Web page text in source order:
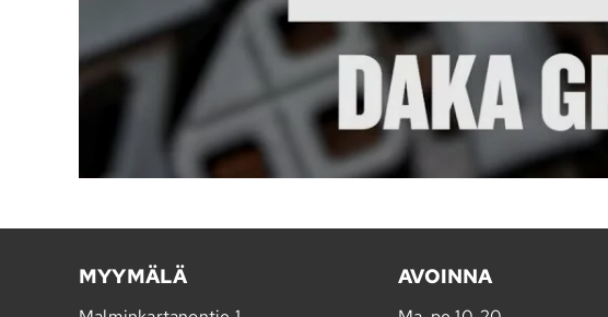
MYYMÄLÄ AVOINNA